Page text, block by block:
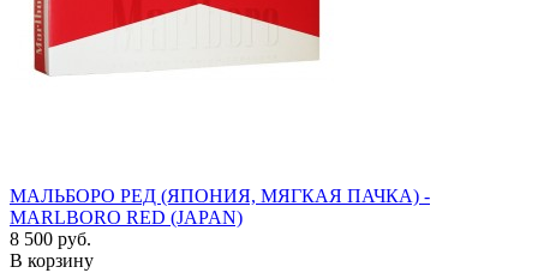
МАЛЬБОРО РЕД (ЯПОНИЯ, МЯГКАЯ ПАЧКА) -
MARLBORO RED (JAPAN)
8 500 руб.
В корзину